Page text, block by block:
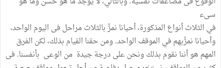
سىء
في الثلاث أنواع المذكورة، أحيانا نمرُّ بالثلاث مراحل فى اليوم الواحد،
وأحيانا نمرُّبهم في الموقف الواحد. ومن حقنا القيام بذلك، لكن الفرق
المهم هو أننا نقوم بذلك ونحن على درجة جيدة من الوعى بأنفسنا. فى